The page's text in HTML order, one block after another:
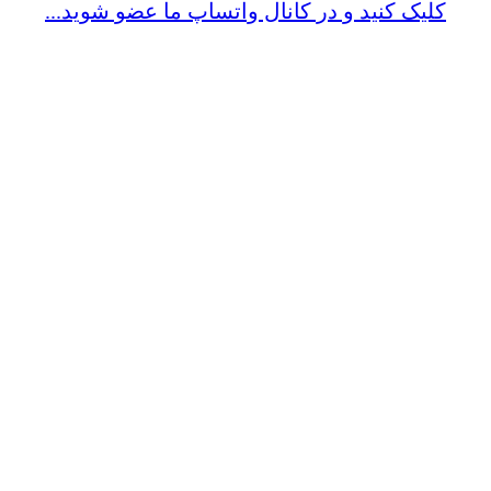
کلیک کنید و در کانال واتساپ ما عضو شوید...